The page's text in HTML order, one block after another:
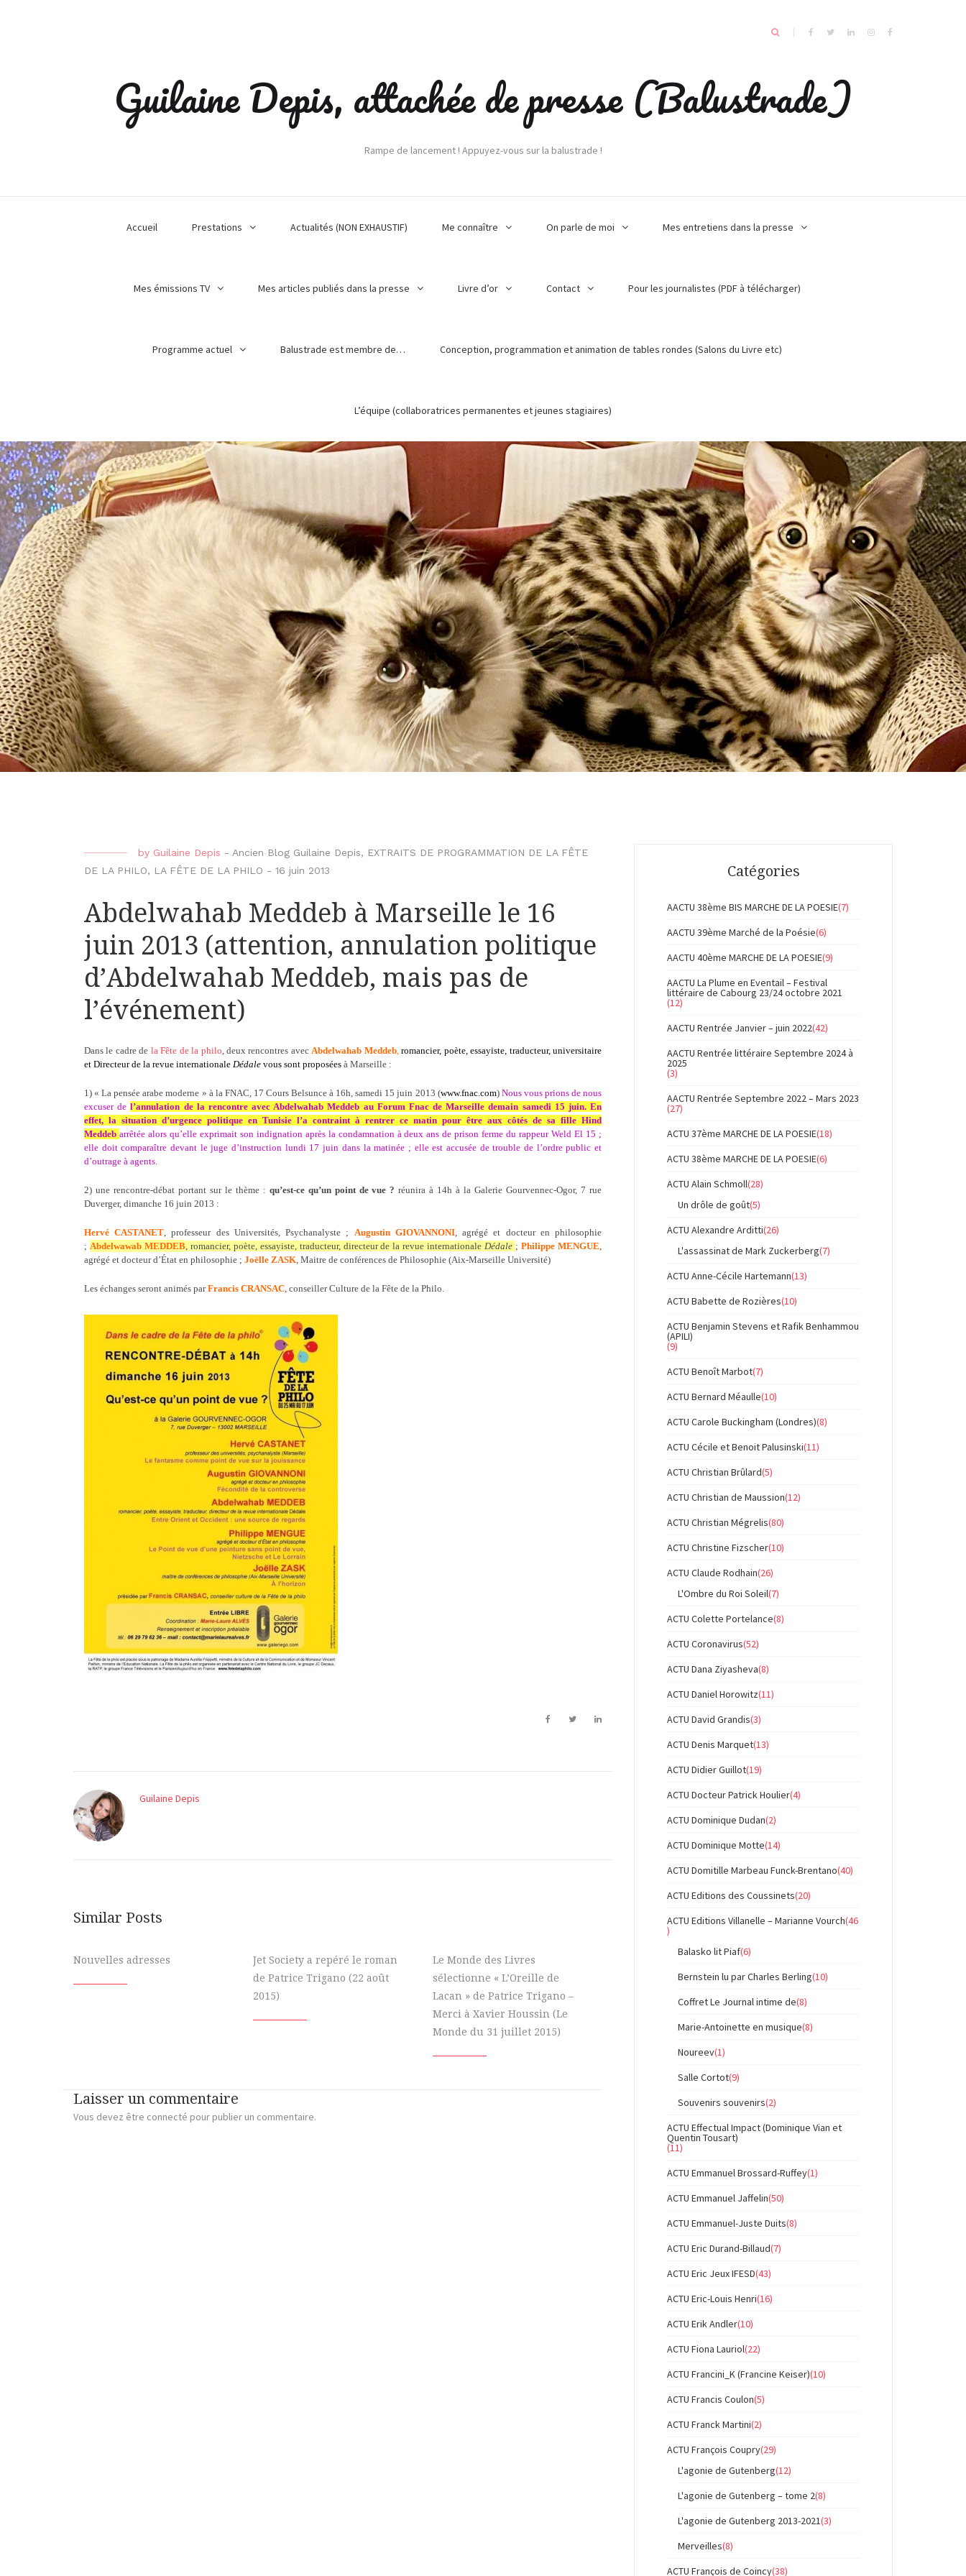
Guilaine Depis, attachée de presse (Balustrade)
Rampe de lancement ! Appuyez-vous sur la balustrade !
Accueil Prestations Actualités (NON EXHAUSTIF) Me connaître On parle de moi Mes entretiens dans la presse
Mes émissions TV Mes articles publiés dans la presse Livre d’or Contact Pour les journalistes (PDF à télécharger)
Programme actuel Balustrade est membre de… Conception, programmation et animation de tables rondes (Salons du Livre etc)
L’équipe (collaboratrices permanentes et jeunes stagiaires)
by Guilaine Depis - Ancien Blog Guilaine Depis, EXTRAITS DE PROGRAMMATION DE LA FÊTE
DE LA PHILO, LA FÊTE DE LA PHILO - 16 juin 2013
Abdelwahab Meddeb à Marseille le 16
juin 2013 (attention, annulation politique
d’Abdelwahab Meddeb, mais pas de
l’événement)
Dans le cadre de la Fête de la philo, deux rencontres avecAbdelwahab Meddeb,romancier, poète, essayiste, traducteur, universitaire
et Directeur de la revue internationale Dédale vous sont proposées à Marseille :
1) « La pensée arabe moderne » à la FNAC, 17 Cours Belsunce à 16h, samedi 15 juin 2013 (www.fnac.com) Nous vous prions de nous
excuser del’annulation de la rencontre avec Abdelwahab Meddeb au Forum Fnac de Marseille demain samedi 15 juin. En
effet, la situation d’urgence politique en Tunisie l’a contraint à rentrer ce matin pour être aux côtés de sa fille Hind
Meddeb arrêtée alors qu’elle exprimait son indignation après la condamnation à deux ans de prison ferme du rappeur Weld El 15 ;
elle doit comparaître devant le juge d’instruction lundi 17 juin dans la matinée ; elle est accusée de trouble de l’ordre public et
d’outrage à agents.
2) une rencontre-débat portant sur le thème : qu’est-ce qu’un point de vue ? réunira à 14h à la Galerie Gourvennec-Ogor, 7 rue
Duverger, dimanche 16 juin 2013 :
Hervé CASTANET, professeur des Universités, Psychanalyste ; Augustin GIOVANNONI, agrégé et docteur en philosophie
; Abdelwawab MEDDEB, romancier, poète, essayiste, traducteur, directeur de la revue internationaleDédale ;Philippe MENGUE,
agrégé et docteur d’État en philosophie ; Joëlle ZASK, Maitre de conférences de Philosophie (Aix-Marseille Université)
Les échanges seront animés parFrancis CRANSAC, conseiller Culture de la Fête de la Philo.
Guilaine Depis
Similar Posts
Nouvelles adresses
Jet Society a repéré le roman
de Patrice Trigano (22 août
2015)
Le Monde des Livres
sélectionne « L’Oreille de
Lacan » de Patrice Trigano –
Merci à Xavier Houssin (Le
Monde du 31 juillet 2015)
Laisser un commentaire
Vous devez être connecté pour publier un commentaire.
Catégories
AACTU 38ème BIS MARCHE DE LA POESIE(7)
AACTU 39ème Marché de la Poésie(6)
AACTU 40ème MARCHE DE LA POESIE(9)
AACTU La Plume en Eventail – Festival
littéraire de Cabourg 23/24 octobre 2021
(12)
AACTU Rentrée Janvier – juin 2022(42)
AACTU Rentrée littéraire Septembre 2024 à
2025
(3)
AACTU Rentrée Septembre 2022 – Mars 2023
(27)
ACTU 37ème MARCHE DE LA POESIE(18)
ACTU 38ème MARCHE DE LA POESIE(6)
ACTU Alain Schmoll(28)
Un drôle de goût(5)
ACTU Alexandre Arditti(26)
L'assassinat de Mark Zuckerberg(7)
ACTU Anne-Cécile Hartemann(13)
ACTU Babette de Rozières(10)
ACTU Benjamin Stevens et Rafik Benhammou
(APILI)
(9)
ACTU Benoît Marbot(7)
ACTU Bernard Méaulle(10)
ACTU Carole Buckingham (Londres)(8)
ACTU Cécile et Benoit Palusinski(11)
ACTU Christian Brûlard(5)
ACTU Christian de Maussion(12)
ACTU Christian Mégrelis(80)
ACTU Christine Fizscher(10)
ACTU Claude Rodhain(26)
L'Ombre du Roi Soleil(7)
ACTU Colette Portelance(8)
ACTU Coronavirus(52)
ACTU Dana Ziyasheva(8)
ACTU Daniel Horowitz(11)
ACTU David Grandis(3)
ACTU Denis Marquet(13)
ACTU Didier Guillot(19)
ACTU Docteur Patrick Houlier(4)
ACTU Dominique Dudan(2)
ACTU Dominique Motte(14)
ACTU Domitille Marbeau Funck-Brentano(40)
ACTU Editions des Coussinets(20)
ACTU Editions Villanelle – Marianne Vourch(46
)
Balasko lit Piaf(6)
Bernstein lu par Charles Berling(10)
Coffret Le Journal intime de(8)
Marie-Antoinette en musique(8)
Noureev(1)
Salle Cortot(9)
Souvenirs souvenirs(2)
ACTU Effectual Impact (Dominique Vian et
Quentin Tousart)
(11)
ACTU Emmanuel Brossard-Ruffey(1)
ACTU Emmanuel Jaffelin(50)
ACTU Emmanuel-Juste Duits(8)
ACTU Eric Durand-Billaud(7)
ACTU Eric Jeux IFESD(43)
ACTU Eric-Louis Henri(16)
ACTU Erik Andler(10)
ACTU Fiona Lauriol(22)
ACTU Francini_K (Francine Keiser)(10)
ACTU Francis Coulon(5)
ACTU Franck Martini(2)
ACTU François Coupry(29)
L'agonie de Gutenberg(12)
L'agonie de Gutenberg – tome 2(8)
L'agonie de Gutenberg 2013-2021(3)
Merveilles(8)
ACTU François de Coincy(38)